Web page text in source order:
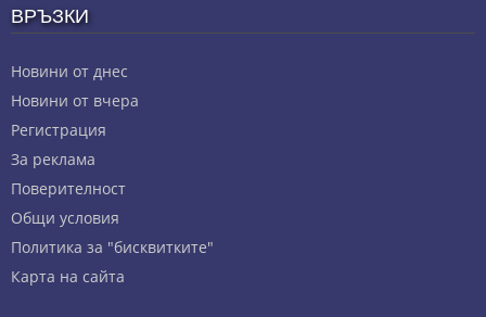
ВРЪЗКИ
Новини от днес
Новини от вчера
Регистрация
За реклама
Πoвepитeлнocт
Общи условия
Политика за "бисквитките"
Карта на сайта